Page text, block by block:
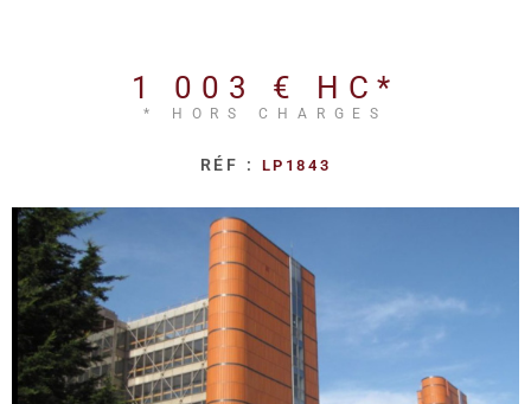
1 003 € HC*
* HORS CHARGES
RÉF : LP1843